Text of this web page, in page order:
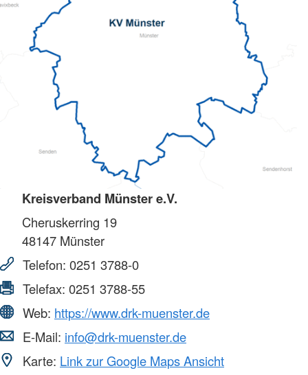
Kreisverband Münster e.V.
Cheruskerring 19
48147 Münster
Telefon: 0251 3788-0
Telefax: 0251 3788-55
Web: https://www.drk-muenster.de
E-Mail: info@drk-muenster.de
Karte: Link zur Google Maps Ansicht